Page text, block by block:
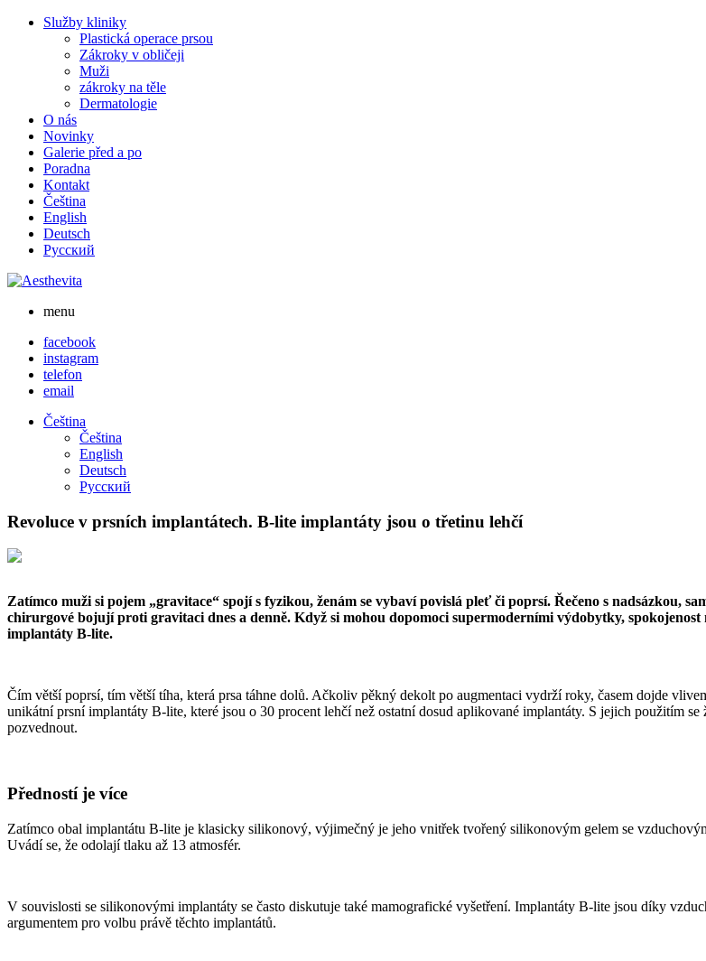
Skip
Služby kliniky
Plastická operace prsou
Zákroky v obličeji
Muži
zákroky na těle
Dermatologie
O nás
Novinky
Galerie před a po
Poradna
Kontakt
Čeština
English
Deutsch
Русский
menu
facebook
instagram
telefon
email
Čeština
Čeština
English
Deutsch
Русский
Revoluce v prsních implantátech. B-lite implantáty jsou o třetinu lehčí
Zatímco muži si pojem „gravitace“ spojí s fyzikou, ženám se vybaví povislá pleť či poprsí. Řečeno s nadsázkou,
chirurgové bojují proti gravitaci dnes a denně. Když si mohou dopomoci supermoderními výdobytky,
implantáty B-lite.
Čím větší poprsí, tím větší tíha, která prsa táhne dolů. Ačkoliv pěkný dekolt po augmentaci vydrží roky, časem dojde
unikátní prsní implantáty B-lite, které jsou o 30 procent lehčí než ostatní dosud aplikované implantáty. S jejich použitím
pozvednout.
Předností je více
Zatímco obal implantátu B-lite je klasicky silikonový, výjimečný je jeho vnitřek tvořený silikonovým gelem se
Uvádí se, že odolají tlaku až 13 atmosfér.
V souvislosti se silikonovými implantáty se často diskutuje také mamografické vyšetření. Implantáty B-lite jsou díky
argumentem pro volbu právě těchto implantátů.